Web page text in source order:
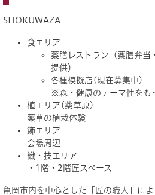
SHOKUWAZA
食エリア
薬膳レストラン（薬膳弁当
提供）
各種模擬店(現在募集中)
※森・健康のテーマ性をも
植エリア(薬草原)
薬草の植栽体験
飾エリア
会場周辺
織・技エリア
・1階・2階匠スペース
亀岡市内を中心とした「匠の職人」に